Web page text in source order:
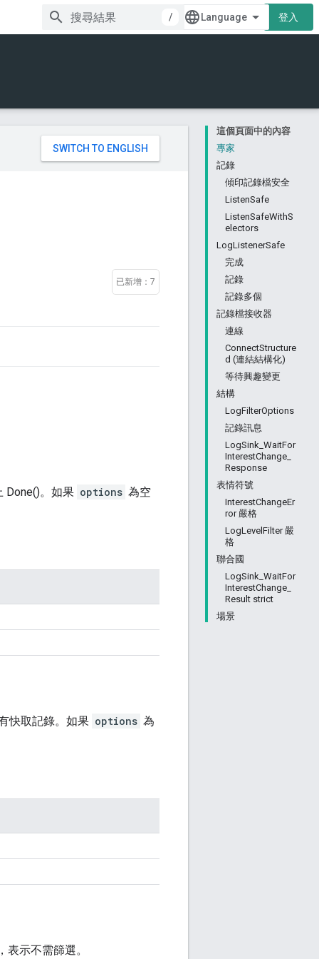
/ 登入
這個頁面中的內容
專家
記錄
傾印記錄檔安全
ListenSafe
ListenSafeWithS
electors
LogListenerSafe
完成
記錄
記錄多個
記錄檔接收器
連線
ConnectStructure
d (連結結構化)
等待興趣變更
結構
LogFilterOptions
記錄訊息
LogSink_WaitFor
InterestChange_
Response
表情符號
InterestChangeEr
ror 嚴格
LogLevelFilter 嚴
格
聯合國
LogSink_WaitFor
InterestChange_
Result strict
場景
已新增：7
Done()。如果 options 為空
快取記錄。如果 options 為
表示不需篩選。